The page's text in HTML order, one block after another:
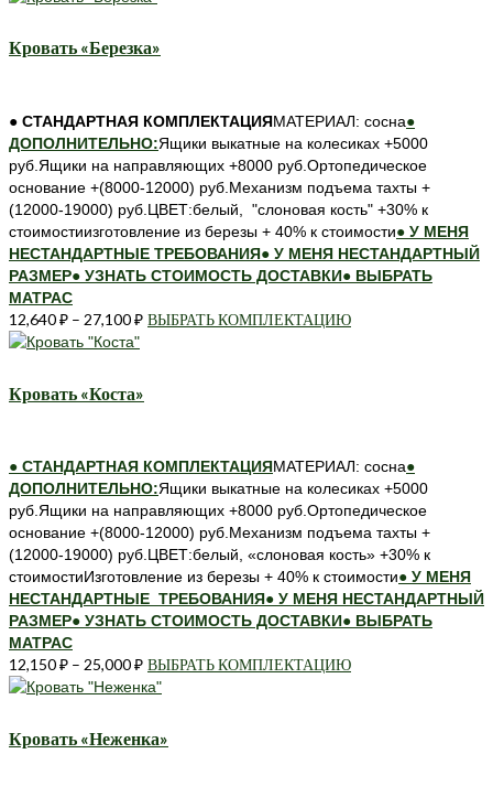
выбрать
на
странице
товара.
Кровать «Березка»
● СТАНДАРТНАЯ КОМПЛЕКТАЦИЯМАТЕРИАЛ: сосна●
ДОПОЛНИТЕЛЬНО:Ящики выкатные на колесиках +5000
руб.Ящики на направляющих +8000 руб.Ортопедическое
основание +(8000-12000) руб.Механизм подъема тахты +
(12000-19000) руб.ЦВЕТ:белый, "слоновая кость" +30% к
стоимостиизготовление из березы + 40% к стоимости● У МЕНЯ
НЕСТАНДАРТНЫЕ ТРЕБОВАНИЯ● У МЕНЯ НЕСТАНДАРТНЫЙ
РАЗМЕР● УЗНАТЬ СТОИМОСТЬ ДОСТАВКИ● ВЫБРАТЬ
МАТРАС
12,640₽ – 27,100₽ ВЫБРАТЬ КОМПЛЕКТАЦИЮЭтот
выбрать
на
странице
товара.
Кровать «Коста»
● СТАНДАРТНАЯ КОМПЛЕКТАЦИЯМАТЕРИАЛ: сосна●
ДОПОЛНИТЕЛЬНО:Ящики выкатные на колесиках +5000
руб.Ящики на направляющих +8000 руб.Ортопедическое
основание +(8000-12000) руб.Механизм подъема тахты +
(12000-19000) руб.ЦВЕТ:белый, «слоновая кость» +30% к
стоимостиИзготовление из березы + 40% к стоимости● У МЕНЯ
НЕСТАНДАРТНЫЕ ТРЕБОВАНИЯ● У МЕНЯ НЕСТАНДАРТНЫЙ
РАЗМЕР● УЗНАТЬ СТОИМОСТЬ ДОСТАВКИ● ВЫБРАТЬ
МАТРАС
12,150₽ – 25,000₽ ВЫБРАТЬ КОМПЛЕКТАЦИЮЭтот
Кровать «Неженка»